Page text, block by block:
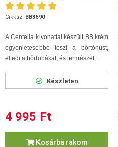
ml
Cikksz. BB3690
A Centella kivonattal készült BB krém
egyenletesebbé teszi a bőrtónust,
elfedi a bőrhibákat, és természet...
Készleten
4 995 Ft
Kosárba rakom